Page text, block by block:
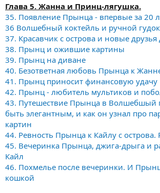
Глава 5. Жанна и Принц-лягушка.
35. Появление Прынца - впервые за 20
36 Волшебный коктейль и ручной гудок
37. Красавчик с острова и новые
38. Прынц и ожившие картины
39. Прынц на диване
40. Безответная любовь Прынца к
41. Прынц приносит финансовую удачу
42. Прынц - любитель мультиков и
43. Путешествие Прынца в Волшебшый
быть элегантным, и как он узнал про
картин
44. Ревность Прынца к Кайлу с острова.
45. Вечеринка Прынца, джига-дрыга и
Кайл
46. Похмелье после вечеринки. И
кошкой